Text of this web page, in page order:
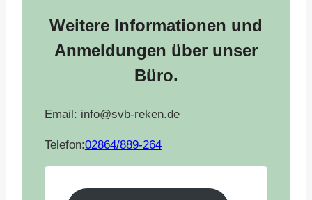
Weitere Informationen und
Anmeldungen über unser
Büro.
Email: info@svb-reken.de
Telefon:02864/889-264